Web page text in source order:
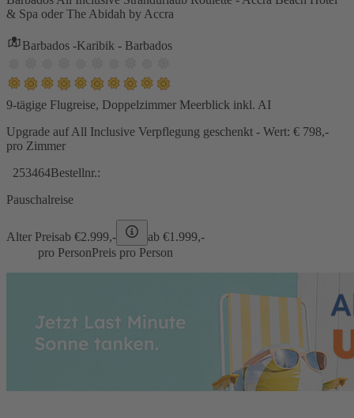
& Spa oder The Abidah by Accra
Barbados -Karibik - Barbados
9-tägige Flugreise, Doppelzimmer Meerblick inkl. AI
Upgrade auf All Inclusive Verpflegung geschenkt - Wert: € 798,-
pro Zimmer
253464Bestellnr.:
Pauschalreise
Alter Preisab €2.999,- ab €1.999,-
pro PersonPreis pro Person